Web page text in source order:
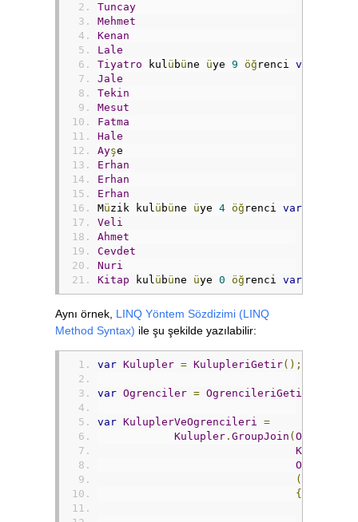
Tuncay
Mehmet
Kenan
Lale
Tiyatro kulü büne üye 9 öğ renci var
Jale
Tekin
Mesut
Fatma
Hale
Ayşe
Erhan
Erhan
Erhan
Müzik kulü büne üye 4 öğ renci var
Veli
Ahmet
Cevdet
Nuri
Kitap kulü büne üye 0 öğ renci var
Aynı örnek, LINQ Yöntem Sözdizimi (LINQ
Method Syntax) ile şu şekilde yazılabilir:
var Kulupler = KulupleriGetir();
var Ogrenciler = OgrencileriGetir
var KuluplerVeOgrencileri =
Kulupler . GroupJoin (
Kulup
Ogrenci
(
{